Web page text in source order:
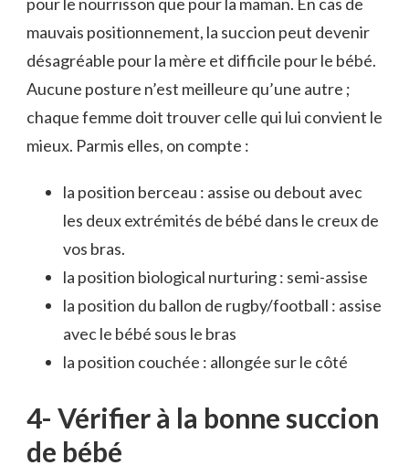
mauvais positionnement, la succion peut devenir
désagréable pour la mère et difficile pour le bébé.
Aucune posture n’est meilleure qu’une autre ;
chaque femme doit trouver celle qui lui convient le
mieux. Parmis elles, on compte :
la position berceau : assise ou debout avec
les deux extrémités de bébé dans le creux de
vos bras.
la position biological nurturing : semi-assise
la position du ballon de rugby/football : assise
avec le bébé sous le bras
la position couchée : allongée sur le côté
4- Vérifier à la bonne succion
de bébé